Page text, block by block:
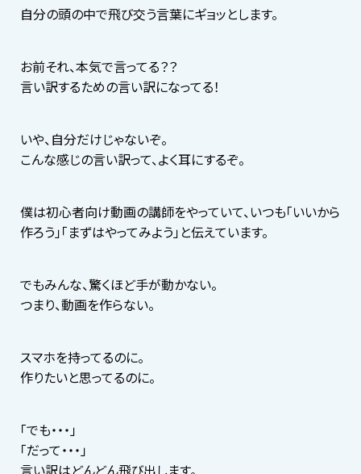
自分の頭の中で飛び交う言葉にギョッとします。
お前それ、本気で言ってる？？
言い訳するための言い訳になってる！
いや、自分だけじゃないぞ。
こんな感じの言い訳って、よく耳にするぞ。
僕は初心者向け動画の講師をやっていて、いつも「いいから
作ろう」「まずはやってみよう」と伝えています。
でもみんな、驚くほど手が動かない。
つまり、動画を作らない。
スマホを持ってるのに。
作りたいと思ってるのに。
「でも・・・」
「だって・・・」
言い訳はどんどん飛び出します。